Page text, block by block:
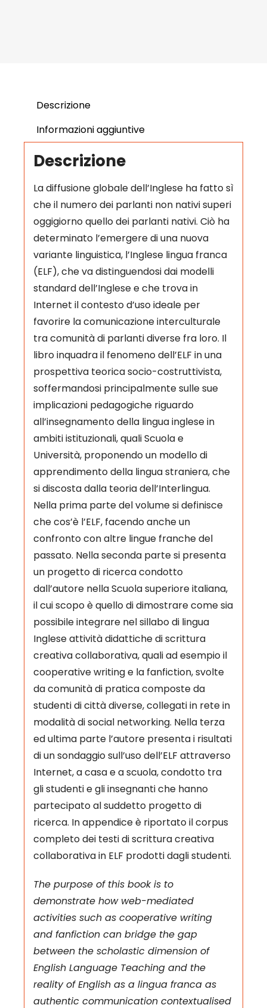
Descrizione
Informazioni aggiuntive
Descrizione
La diffusione globale dell’Inglese ha fatto sì
che il numero dei parlanti non nativi superi
oggigiorno quello dei parlanti nativi. Ciò ha
determinato l’emergere di una nuova
variante linguistica, l’Inglese lingua franca
(ELF), che va distinguendosi dai modelli
standard dell’Inglese e che trova in
Internet il contesto d’uso ideale per
favorire la comunicazione interculturale
tra comunità di parlanti diverse fra loro. Il
libro inquadra il fenomeno dell’ELF in una
prospettiva teorica socio-costruttivista,
soffermandosi principalmente sulle sue
implicazioni pedagogiche riguardo
all’insegnamento della lingua inglese in
ambiti istituzionali, quali Scuola e
Università, proponendo un modello di
apprendimento della lingua straniera, che
si discosta dalla teoria dell’Interlingua.
Nella prima parte del volume si definisce
che cos’è l’ELF, facendo anche un
confronto con altre lingue franche del
passato. Nella seconda parte si presenta
un progetto di ricerca condotto
dall’autore nella Scuola superiore italiana,
il cui scopo è quello di dimostrare come sia
possibile integrare nel sillabo di lingua
Inglese attività didattiche di scrittura
creativa collaborativa, quali ad esempio il
cooperative writing e la fanfiction, svolte
da comunità di pratica composte da
studenti di città diverse, collegati in rete in
modalità di social networking. Nella terza
ed ultima parte l’autore presenta i risultati
di un sondaggio sull’uso dell’ELF attraverso
Internet, a casa e a scuola, condotto tra
gli studenti e gli insegnanti che hanno
partecipato al suddetto progetto di
ricerca. In appendice è riportato il corpus
completo dei testi di scrittura creativa
collaborativa in ELF prodotti dagli studenti.
The purpose of this book is to
demonstrate how web-mediated
activities such as cooperative writing
and fanfiction can bridge the gap
between the scholastic dimension of
English Language Teaching and the
reality of English as a lingua franca as
authentic communication contextualised